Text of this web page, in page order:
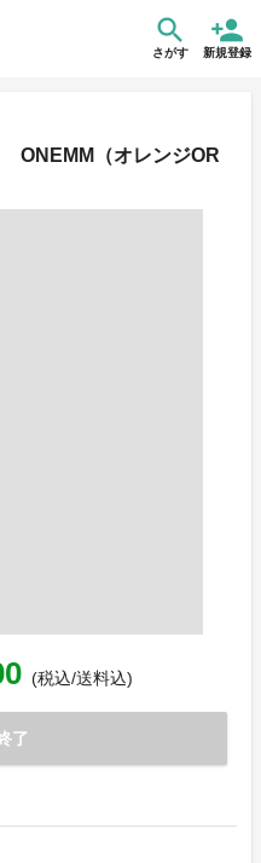
さがす 新規登録
ONEMM（オレンジOR
(税込/送料込)
了